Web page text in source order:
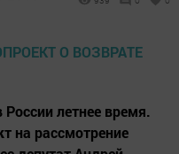
летнее время.
на рассмотрение